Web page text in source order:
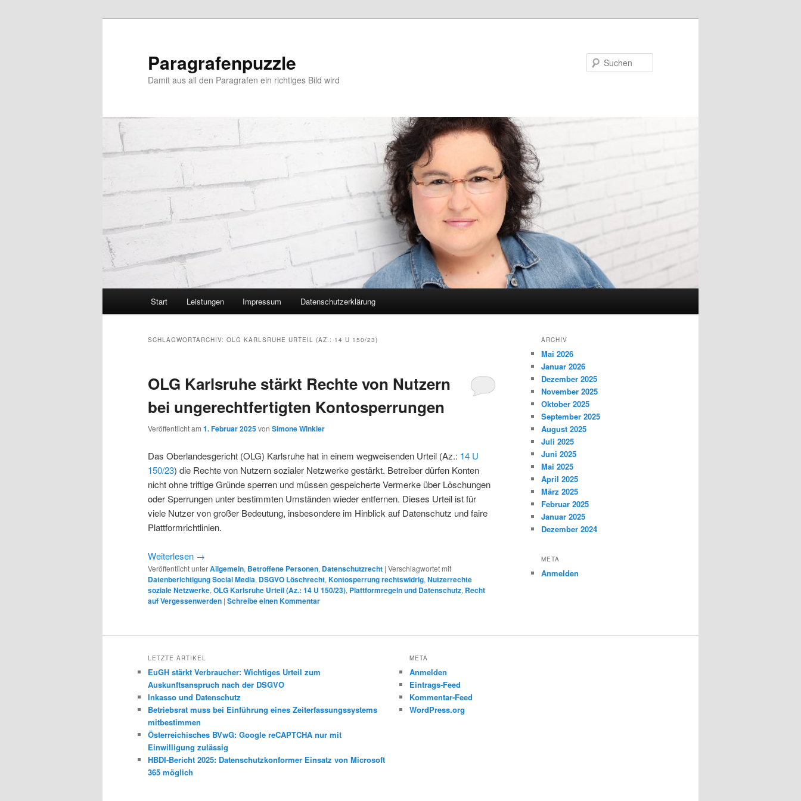
Paragrafenpuzzle
Damit aus all den Paragrafen ein richtiges Bild wird
Start Leistungen Impressum Datenschutzerklärung
SCHLAGWORTARCHIV: OLG KARLSRUHE URTEIL (AZ.: 14 U 150/23)
OLG Karlsruhe stärkt Rechte von Nutzern
bei ungerechtfertigten Kontosperrungen
Veröffentlicht am 1. Februar 2025von Simone Winkler
Das Oberlandesgericht (OLG) Karlsruhe hat in einem wegweisenden Urteil (Az.: 14 U
150/23) die Rechte von Nutzern sozialer Netzwerke gestärkt. Betreiber dürfen Konten
nicht ohne triftige Gründe sperren und müssen gespeicherte Vermerke über Löschungen
oder Sperrungen unter bestimmten Umständen wieder entfernen. Dieses Urteil ist für
viele Nutzer von großer Bedeutung, insbesondere im Hinblick auf Datenschutz und faire
Plattformrichtlinien.
Weiterlesen →
Veröffentlicht unterAllgemein, Betroffene Personen, Datenschutzrecht | Verschlagwortet mit
Datenberichtigung Social Media, DSGVO Löschrecht, Kontosperrung rechtswidrig, Nutzerrechte
soziale Netzwerke, OLG Karlsruhe Urteil (Az.: 14 U 150/23), Plattformregeln und Datenschutz, Recht
auf Vergessenwerden | Schreibe einen Kommentar
ARCHIV
Mai 2026
Januar 2026
Dezember 2025
November 2025
Oktober 2025
September 2025
August 2025
Juli 2025
Juni 2025
Mai 2025
April 2025
März 2025
Februar 2025
Januar 2025
Dezember 2024
META
Anmelden
LETZTE ARTIKEL
EuGH stärkt Verbraucher: Wichtiges Urteil zum
Auskunftsanspruch nach der DSGVO
Inkasso und Datenschutz
Betriebsrat muss bei Einführung eines Zeiterfassungssystems
mitbestimmen
Österreichisches BVwG: Google reCAPTCHA nur mit
Einwilligung zulässig
HBDI-Bericht 2025: Datenschutzkonformer Einsatz von Microsoft
365 möglich
META
Anmelden
Eintrags-Feed
Kommentar-Feed
WordPress.org